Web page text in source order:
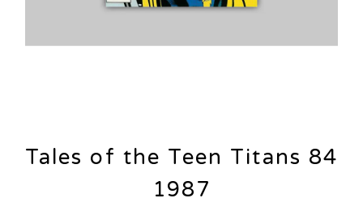
Tales of the Teen Titans 84
1987